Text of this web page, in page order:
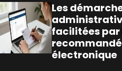
Les
facilitées
électronique